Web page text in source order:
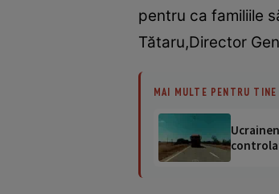
pentru ca familiile
Tătaru,Director
MAI MULTE PENTRU TINE